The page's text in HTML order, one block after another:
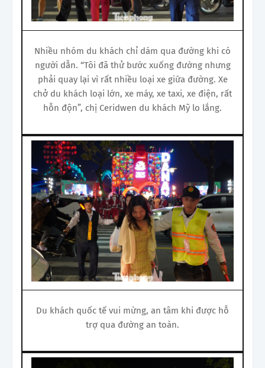
Nhiều nhóm du khách chỉ dám qua đường khi có
người dẫn. “Tôi đã thử bước xuống đường nhưng
phải quay lại vì rất nhiều loại xe giữa đường. Xe
chở du khách loại lớn, xe máy, xe taxi, xe điện, rất
hỗn độn”, chị Ceridwen du khách Mỹ lo lắng.
Du khách quốc tế vui mừng, an tâm khi được hỗ
trợ qua đường an toàn.